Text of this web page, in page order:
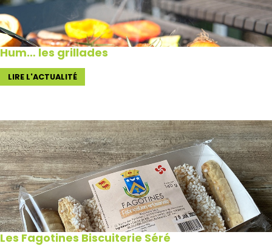
Hum… les grillades
LIRE L'ACTUALITÉ
Les Fagotines Biscuiterie Séré